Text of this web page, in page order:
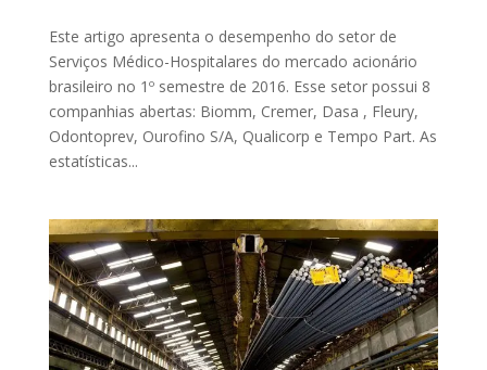
Este artigo apresenta o desempenho do setor de
Serviços Médico-Hospitalares do mercado acionário
brasileiro no 1º semestre de 2016. Esse setor possui 8
companhias abertas: Biomm, Cremer, Dasa , Fleury,
Odontoprev, Ourofino S/A, Qualicorp e Tempo Part. As
estatísticas...